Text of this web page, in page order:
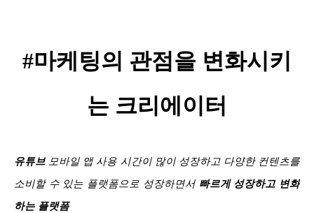
#마케팅의 관점을 변화시키
는 크리에이터
유튜브 모바일 앱 사용 시간이 많이 성장하고 다양한 컨텐츠를
소비할 수 있는 플랫폼으로 성장하면서 빠르게 성장하고 변화
하는 플랫폼